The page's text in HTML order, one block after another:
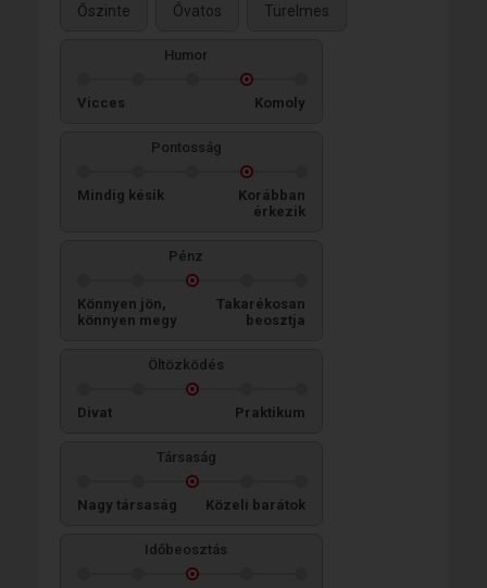
Őszinte Óvatos Türelmes
Humor
Vicces Komoly
Pontosság
Mindig késik
Korábban
érkezik
Pénz
Könnyen jön,
könnyen megy
Takarékosan
beosztja
Öltözködés
Divat Praktikum
Társaság
Nagy társaság Közeli barátok
Időbeosztás